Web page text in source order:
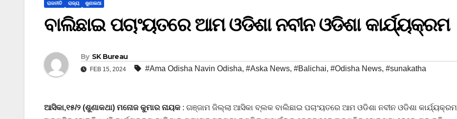
ରାଜନୀତି ରାଜ୍ୟ ଶୁଣାକଥା
ବାଲିଛାଇ ପଚାଂୟତରେ ଆମ ଓଡିଶା ନବୀନ ଓଡିଶା କାର୍ଯ୍ୟକ୍ରମ
By SK Bureau
FEB 15, 2024 #Ama Odisha Navin Odisha, #Aska News, #Balichai, #Odisha News, #sunakatha
ଆସିକା,୧୫/୨ (ଶୁଣାକଥା) ମନୋଜ କୁମାର ନାୟକ : ଗଞ୍ଜାମ ଜିଲ୍ଲା ଆସିକା ବ୍ଲକ ବାଲିଛାଇ ପଚାଂୟତରେ ଆମ ଓଡିଶା ନବୀନ ଓଡିଶା କାର୍ଯ୍ୟକ୍ରମ